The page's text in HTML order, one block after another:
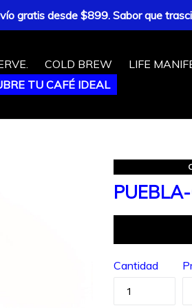
gratis desde $899. Sabor que
COLD BREW
LIFE
TU CAFÉ IDEAL
Cantidad